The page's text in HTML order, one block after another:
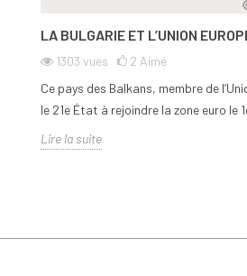
LA BULGARIE ET L’UNION
1303 vues 2 Aimé
Ce pays des Balkans, membre de
le 21e État à rejoindre la zone euro le
Lire la suite